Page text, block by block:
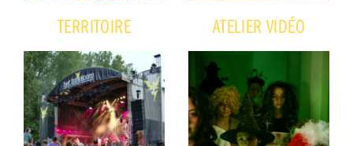
TERRITOIRE ATELIER VIDÉO